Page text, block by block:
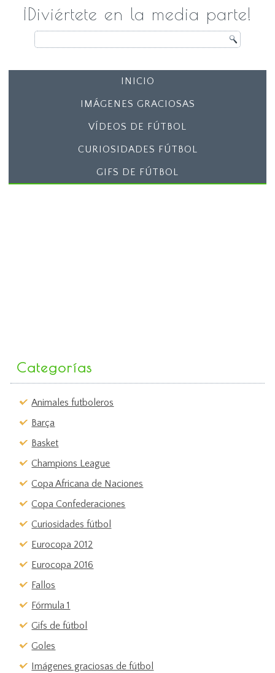
¡Diviértete en la media parte!
INICIO
IMÁGENES GRACIOSAS
VÍDEOS DE FÚTBOL
CURIOSIDADES FÚTBOL
GIFS DE FÚTBOL
Categorías
Animales futboleros
Barça
Basket
Champions League
Copa Africana de Naciones
Copa Confederaciones
Curiosidades fútbol
Eurocopa 2012
Eurocopa 2016
Fallos
Fórmula 1
Gifs de fútbol
Goles
Imágenes graciosas de fútbol